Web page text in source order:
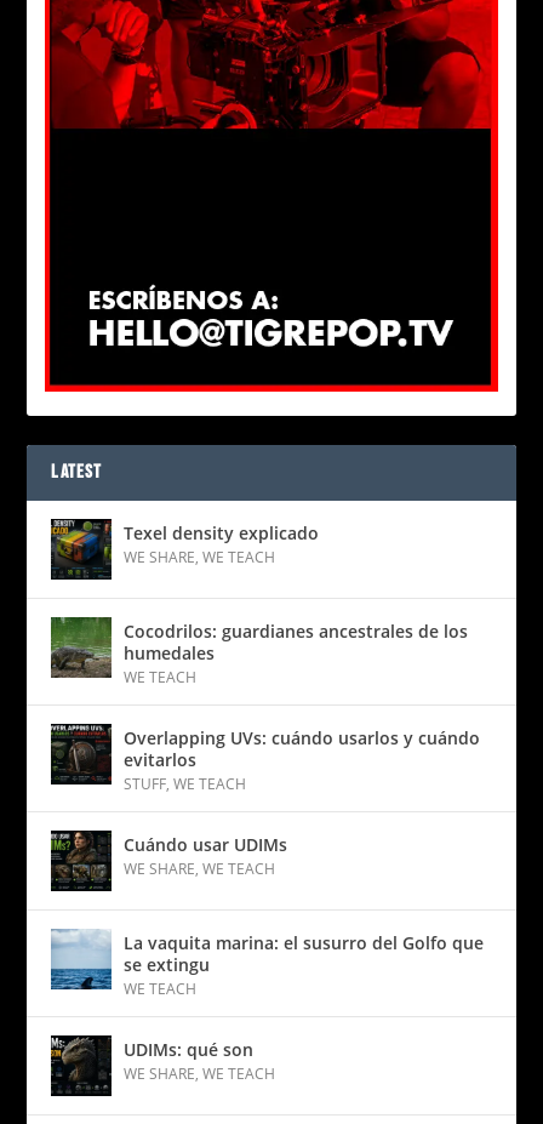
LATEST
Texel density explicado
WE SHARE,WE TEACH
Cocodrilos: guardianes ancestrales de los
humedales
WE TEACH
Overlapping UVs: cuándo usarlos y cuándo
evitarlos
STUFF,WE TEACH
Cuándo usar UDIMs
WE SHARE,WE TEACH
La vaquita marina: el susurro del Golfo que
se extingu
WE TEACH
UDIMs: qué son
WE SHARE,WE TEACH